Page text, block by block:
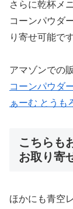
さらに乾杯メ
コーンパウダ
り寄せ可能です
アマゾンでの
コーンパウダ
ぁーむ とうも
こちらも
お取り寄
ほかにも青空